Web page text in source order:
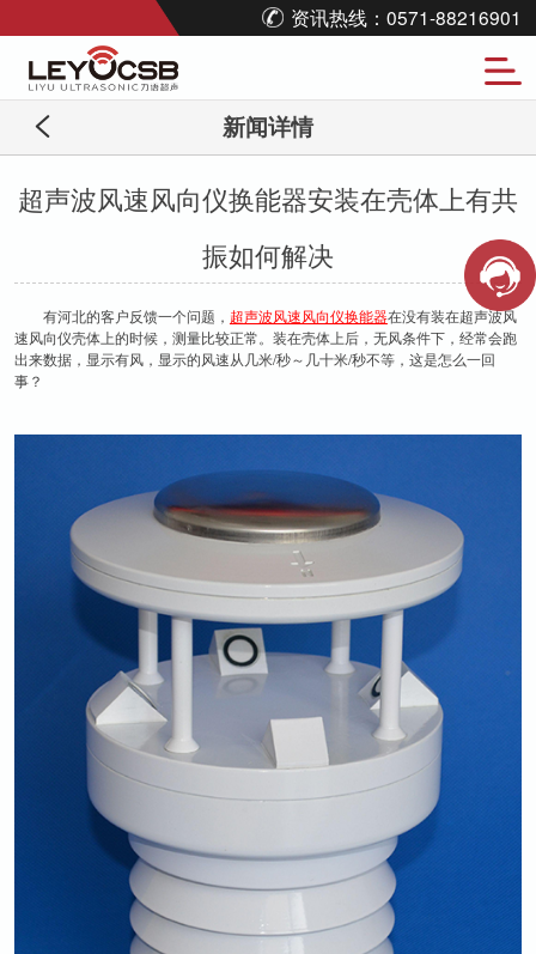
资讯热线：0571-88216901
新闻详情
超声波风速风向仪换能器安装在壳体上有共
振如何解决
有河北的客户反馈一个问题， 超声波风速风向仪换能器在没有装在超声波风
速风向仪壳体上的时候，测量比较正常。装在壳体上后，无风条件下，经常会跑
出来数据，显示有风，显示的风速从几米/秒～几十米/秒不等，这是怎么一回
事？